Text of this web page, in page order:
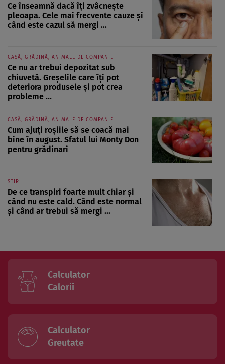
Ce înseamnă dacă îți zvâcnește
pleoapa. Cele mai frecvente cauze și
când este cazul să mergi ...
CASĂ, GRĂDINĂ, ANIMALE DE COMPANIE
Ce nu ar trebui depozitat sub
chiuvetă. Greșelile care îți pot
deteriora produsele și pot crea
probleme ...
CASĂ, GRĂDINĂ, ANIMALE DE COMPANIE
Cum ajuți roșiile să se coacă mai
bine în august. Sfatul lui Monty Don
pentru grădinari
ȘTIRI
De ce transpiri foarte mult chiar și
când nu este cald. Când este normal
și când ar trebui să mergi ...
Calculator
Calorii
Calculator
Greutate